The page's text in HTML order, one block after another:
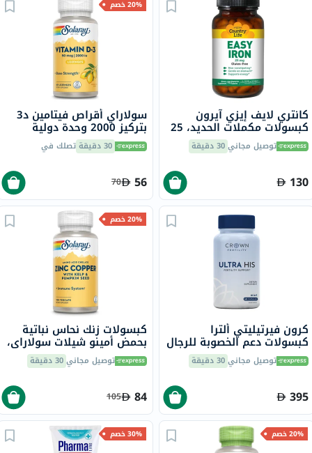
كانتري لايف إيزي آيرون
كبسولات مكملات الحديد، 25
ملجم، لعلاج نقص الحديد،
حزمة من 90توصيل مجاني30 دقيقة
130
20% خصم
سولاراي أقراص فيتامين د3
بتركيز 2000 وحدة دولية
لتقوية العظام حزمة من 60
30 دقيقة تصلك في
56
70
كرون فيرتيليتي ألترا
كبسولات دعم الخصوبة للرجال
60 كبسولة توصيل مجاني30 دقيقة
395
20% خصم
كبسولات زنك نحاس نباتية
بحمض أمينو شيلات سولاراي،
100 كبسولة توصيل مجاني30 دقيقة
84
105
20% خصم 30% خصم